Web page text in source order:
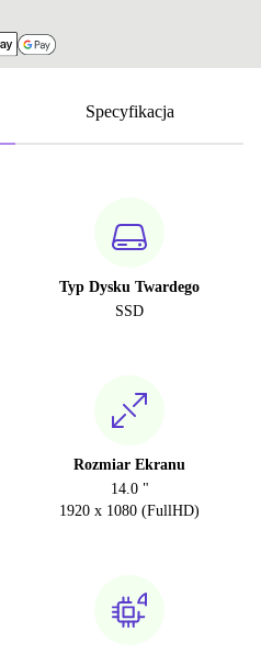
Specyfikacja
Typ Dysku Twardego
SSD
Rozmiar Ekranu
14.0 "
1920 x 1080 (FullHD)